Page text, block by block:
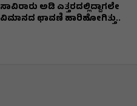
ಸಾವಿರಾರು ಅಡಿ ಎತ್ತರದಲ್ಲಿದ್ದಾಗಲೇ
ವಿಮಾನದ ಛಾವಣಿ ಹಾರಿಹೋಗಿತ್ತು..